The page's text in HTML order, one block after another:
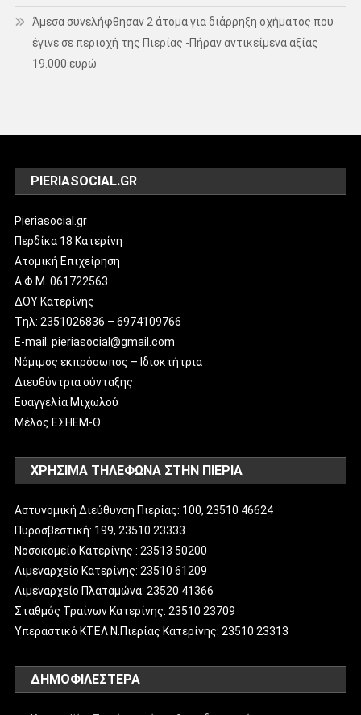
Άμεσα συνελήφθησαν 2 άτομα για διάρρηξη οχήματος που
έγινε σε περιοχή της Πιερίας -Πήραν αντικείμενα αξίας
19.000 ευρώ
PIERIASOCIAL.GR
Pieriasocial.gr
Περδίκα 18 Κατερίνη
Ατομική Επιχείρηση
Α.Φ.Μ. 061722563
ΔΟΥ Κατερίνης
Tηλ: 2351026836 – 6974109766
E-mail: pieriasocial@gmail.com
Νόμιμος εκπρόσωπος – Ιδιοκτήτρια
Διευθύντρια σύνταξης
Ευαγγελία Μιχωλού
Μέλος ΕΣΗΕΜ-Θ
ΧΡΗΣΙΜΑ ΤΗΛΕΦΩΝΑ ΣΤΗΝ ΠΙΕΡΙΑ
Αστυνομική Διεύθυνση Πιερίας: 100, 23510 46624
Πυροσβεστική: 199, 23510 23333
Νοσοκομείο Κατερίνης : 23513 50200
Λιμεναρχείο Κατερίνης: 23510 61209
Λιμεναρχείο Πλαταμώνα: 23520 41366
Σταθμός Τραίνων Κατερίνης: 23510 23709
Υπεραστικό ΚΤΕΛ Ν.Πιερίας Κατερίνης: 23510 23313
ΔΗΜΟΦΙΛΈΣΤΕΡΑ